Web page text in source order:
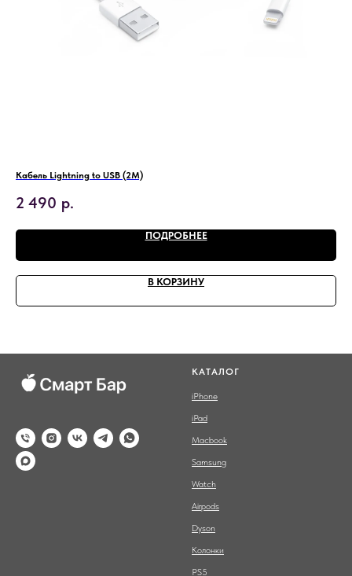
Кабель Lightning to USB (2М)
2 490 р.
ПОДРОБНЕЕ
В КОРЗИНУ
КАТАЛОГ
iPhone
iPad
Macbook
Samsung
Watch
Airpods
Dyson
Колонки
PS5